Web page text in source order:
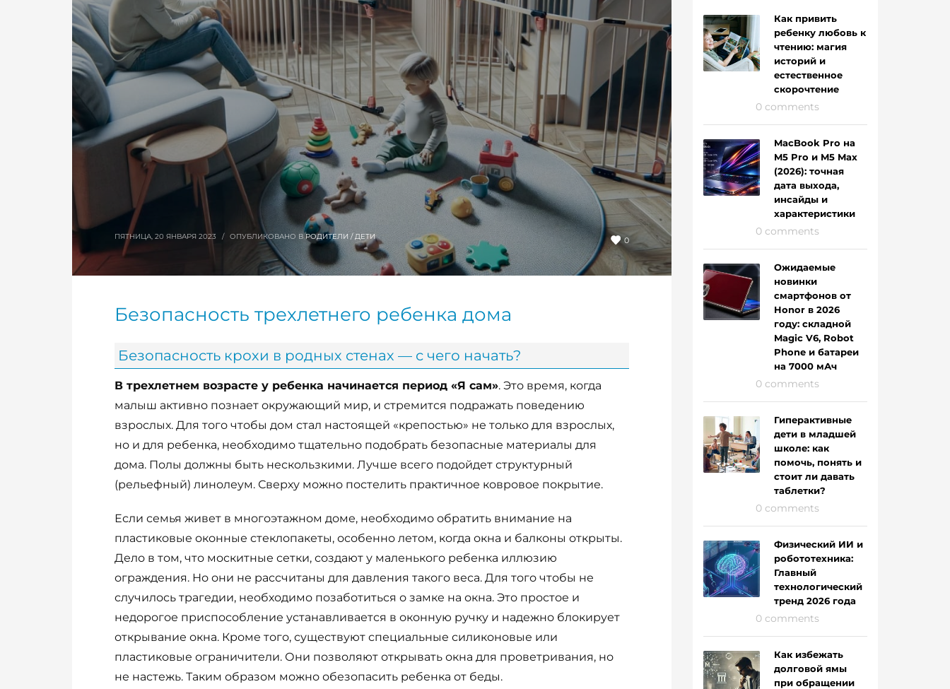
0
ПЯТНИЦА, 20 ЯНВАРЯ 2023 / ОПУБЛИКОВАНО ВРОДИТЕЛИ / ДЕТИ
Безопасность трехлетнего ребенка дома
Безопасность крохи в родных стенах — с чего начать?
В трехлетнем возрасте у ребенка начинается период «Я сам». Это время, когда
малыш активно познает окружающий мир, и стремится подражать поведению
взрослых. Для того чтобы дом стал настоящей «крепостью» не только для взрослых,
но и для ребенка, необходимо тщательно подобрать безопасные материалы для
дома. Полы должны быть нескользкими. Лучше всего подойдет структурный
(рельефный) линолеум. Сверху можно постелить практичное ковровое покрытие.
Если семья живет в многоэтажном доме, необходимо обратить внимание на
пластиковые оконные стеклопакеты, особенно летом, когда окна и балконы открыты.
Дело в том, что москитные сетки, создают у маленького ребенка иллюзию
ограждения. Но они не рассчитаны для давления такого веса. Для того чтобы не
случилось трагедии, необходимо позаботиться о замке на окна. Это простое и
недорогое приспособление устанавливается в оконную ручку и надежно блокирует
открывание окна. Кроме того, существуют специальные силиконовые или
пластиковые ограничители. Они позволяют открывать окна для проветривания, но
не настежь. Таким образом можно обезопасить ребенка от беды.
Как привить
ребенку любовь к
чтению: магия
историй и
естественное
скорочтение
0 comments
MacBook Pro на
M5 Pro и M5 Max
(2026): точная
дата выхода,
инсайды и
характеристики
0 comments
Ожидаемые
новинки
смартфонов от
Honor в 2026
году: складной
Magic V6, Robot
Phone и батареи
на 7000 мАч
0 comments
Гиперактивные
дети в младшей
школе: как
помочь, понять и
стоит ли давать
таблетки?
0 comments
Физический ИИ и
робототехника:
Главный
технологический
тренд 2026 года
0 comments
Как избежать
долговой ямы
при обращении